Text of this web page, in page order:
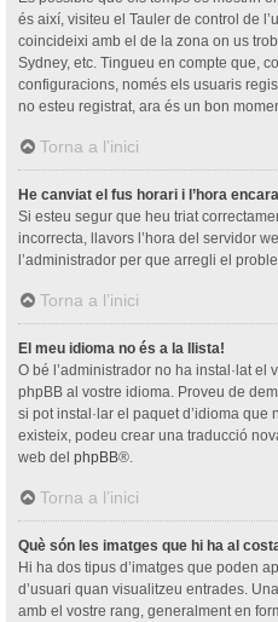
és així, visiteu el Tauler de control de
coincideixi amb el de la zona on us
Sydney, etc. Tingueu en compte que,
configuracions, només els usuaris
no esteu registrat, ara és un bon
Torna a l’inici
He canviat el fus horari i l’hora
Si esteu segur que heu triat
incorrecta, llavors l’hora del servidor
l’administrador per que arregli el
Torna a l’inici
El meu idioma no és a la llista!
O bé l’administrador no ha instal·lat
phpBB al vostre idioma. Proveu de
si pot instal·lar el paquet d’idioma que
existeix, podeu crear una traducció
web del phpBB®.
Torna a l’inici
Què són les imatges que hi ha al
Hi ha dos tipus d’imatges que poden
d’usuari quan visualitzeu entrades.
amb el vostre rang, generalment en